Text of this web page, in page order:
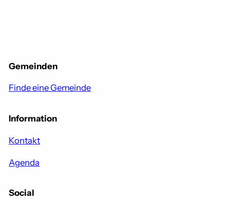
Gemeinden
Finde eine Gemeinde
Information
Kontakt
Agenda
Social